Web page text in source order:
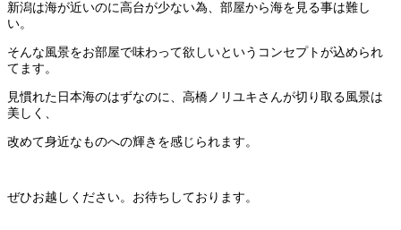
新潟は海が近いのに高台が少ない為、部屋から海を見る事は難し
い。
そんな風景をお部屋で味わって欲しいというコンセプトが込められ
てます。
見慣れた日本海のはずなのに、高橋ノリユキさんが切り取る風景は
美しく、
改めて身近なものへの輝きを感じられます。
ぜひお越しください。お待ちしております。